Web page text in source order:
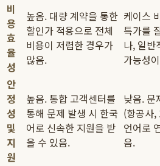
비
용
효
율
성
높음. 대량 계약을 통한
할인가 적용으로 전체
비용이 저렴한 경우가
많음.
케이스
특가를
나, 일반
가능성
안
정
성
및
지
원
높음. 통합 고객센터를
통해 문제 발생 시 한국
어로 신속한 지원을 받
을 수 있음.
낮음. 문
(항공사,
언어로
음.